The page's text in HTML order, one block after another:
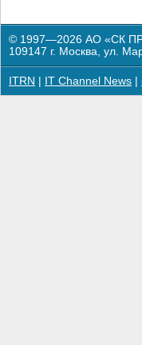
© 1997—2026 АО «СК
109147 г. Москва, ул.
ITRN IT Channel News